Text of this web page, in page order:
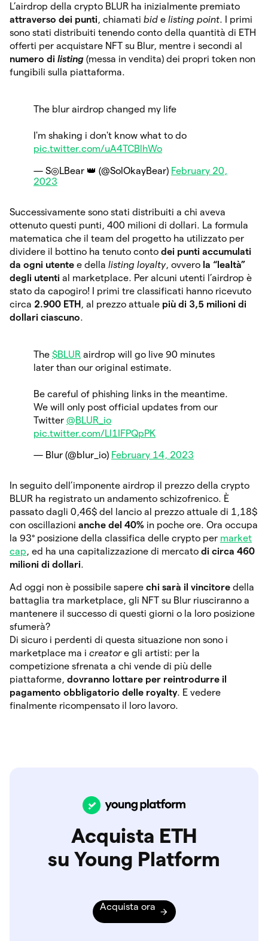
L’airdrop della crypto BLUR ha inizialmente premiato
attraverso dei punti, chiamati bid e listing point. I primi
sono stati distribuiti tenendo conto della quantità di ETH
offerti per acquistare NFT su Blur, mentre i secondi al
numero di listing (messa in vendita) dei propri token non
fungibili sulla piattaforma.
The blur airdrop changed my life
I'm shaking i don't know what to do
pic.twitter.com/uA4TCBlhWo
— S◎LBear 👑 (@SolOkayBear) February 20,
2023
Successivamente sono stati distribuiti a chi aveva
ottenuto questi punti, 400 milioni di dollari. La formula
matematica che il team del progetto ha utilizzato per
dividere il bottino ha tenuto conto dei punti accumulati
da ogni utente e della listing loyalty, ovvero la “lealtà”
degli utenti al marketplace. Per alcuni utenti l’airdrop è
stato da capogiro! I primi tre classificati hanno ricevuto
circa 2.900 ETH , al prezzo attuale più di 3,5 milioni di
dollari ciascuno.
The $BLUR airdrop will go live 90 minutes
later than our original estimate.
Be careful of phishing links in the meantime.
We will only post official updates from our
Twitter @BLUR_io
pic.twitter.com/Ll1IFPQpPK
— Blur (@blur_io) February 14, 2023
In seguito dell’imponente airdrop il prezzo della crypto
BLUR ha registrato un andamento schizofrenico. È
passato dagli 0,46$ del lancio al prezzo attuale di 1,18$
con oscillazioni anche del 40% in poche ore. Ora occupa
la 93° posizione della classifica delle crypto per market
cap, ed ha una capitalizzazione di mercato di circa 460
milioni di dollari.
Ad oggi non è possibile sapere chi sarà il vincitore della
battaglia tra marketplace, gli NFT su Blur riusciranno a
mantenere il successo di questi giorni o la loro posizione
sfumerà?
Di sicuro i perdenti di questa situazione non sono i
marketplace ma i creatore gli artisti: per la
competizione sfrenata a chi vende di più delle
piattaforme, dovranno lottare per reintrodurre il
pagamento obbligatorio delle royalty. E vedere
finalmente ricompensato il loro lavoro.
Acquista ETH
su Young Platform
Acquista ora